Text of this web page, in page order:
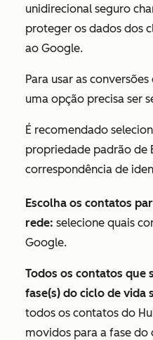
unidirecional seguro
proteger os dados dos
ao Google.
Para usar as
uma opção precisa ser
É recomendado
propriedade padrão de
correspondência de
Escolha os contatos
rede: selecione quais
Google.
Todos os contatos que
fase(s) do ciclo de vida
todos os contatos do
movidos para a fase do